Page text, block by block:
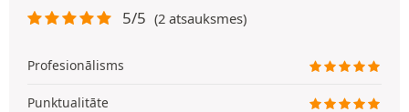
5/5 (2 atsauksmes)
Profesionālisms
Punktualitāte